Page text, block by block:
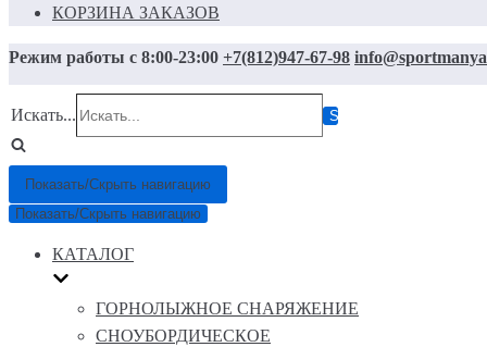
КОРЗИНА ЗАКАЗОВ
Режим работы с 8:00-23:00 +7(812)947-67-98
Искать...
Показать/Скрыть навигацию
Показать/Скрыть навигацию
КАТАЛОГ
ГОРНОЛЫЖНОЕ СНАРЯЖЕНИЕ
СНОУБОРДИЧЕСКОЕ